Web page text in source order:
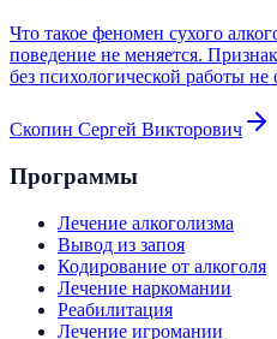
Что такое феномен сухого
поведение не меняется.
без психологической работы не
Скопин Сергей Викторович
Программы
Лечение алкоголизма
Вывод из запоя
Кодирование от алкоголя
Лечение наркомании
Реабилитация
Лечение игромании